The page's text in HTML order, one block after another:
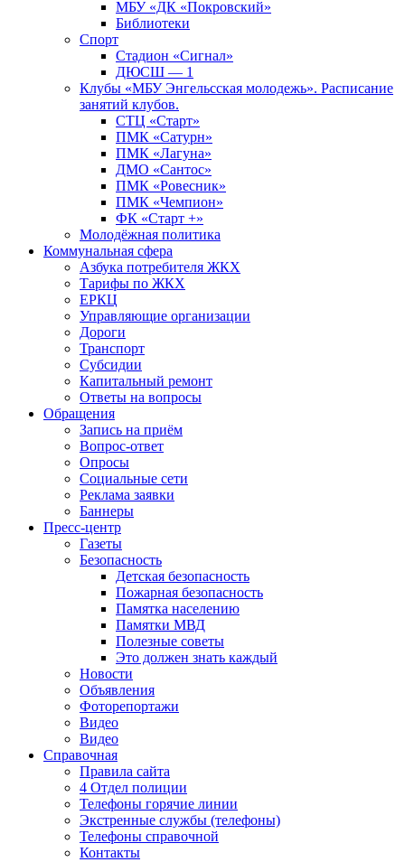
МБУ «ДК «Покровский»
Библиотеки
Спорт
Стадион «Сигнал»
ДЮСШ — 1
Клубы «МБУ Энгельсская молодежь». Расписание
занятий клубов.
СТЦ «Старт»
ПМК «Сатурн»
ПМК «Лагуна»
ДМО «Сантос»
ПМК «Ровесник»
ПМК «Чемпион»
ФК «Старт +»
Молодёжная политика
Коммунальная сфера
Азбука потребителя ЖКХ
Тарифы по ЖКХ
ЕРКЦ
Управляющие организации
Дороги
Транспорт
Субсидии
Капитальный ремонт
Ответы на вопросы
Обращения
Запись на приём
Вопрос-ответ
Опросы
Социальные сети
Реклама заявки
Баннеры
Пресс-центр
Газеты
Безопасность
Детская безопасность
Пожарная безопасность
Памятка населению
Памятки МВД
Полезные советы
Это должен знать каждый
Новости
Объявления
Фоторепортажи
Видео
Видео
Справочная
Правила сайта
4 Отдел полиции
Телефоны горячие линии
Экстренные службы (телефоны)
Телефоны справочной
Контакты